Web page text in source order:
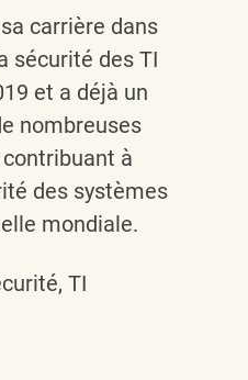
carrière dans
sécurité des TI
et a déjà un
nombreuses
à
des systèmes
mondiale.
TI